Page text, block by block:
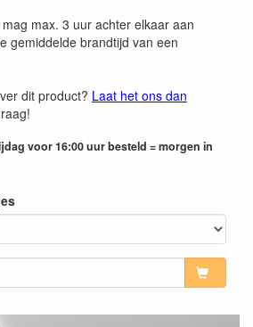
max. 3 uur achter elkaar aan
gemiddelde brandtijd van een
dit product? Laat het ons dan
voor 16:00 uur besteld = morgen in